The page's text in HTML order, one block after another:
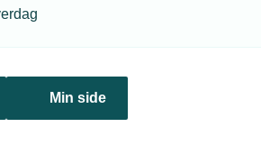
Min side
henvendelser
henvendelser
tekniq@tekniq.dk
torsdag fra kl. 8:00 til 16:00